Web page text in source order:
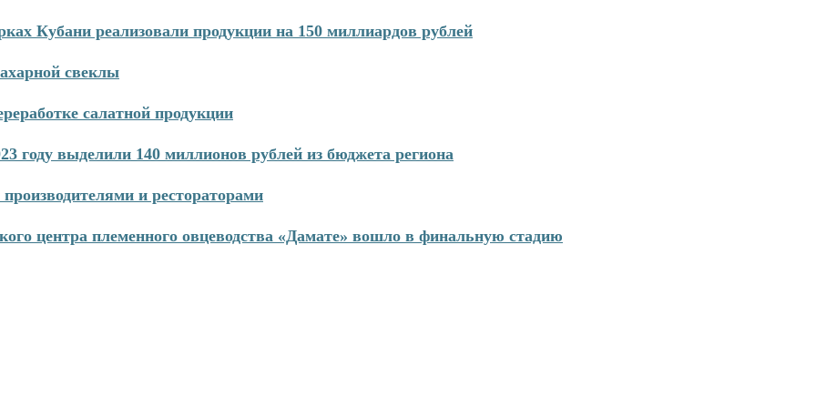
Кубани реализовали продукции на 150 миллиардов рублей
свеклы
салатной продукции
выделили 140 миллионов рублей из бюджета региона
и рестораторами
центра племенного овцеводства «Дамате» вошло в финальную стадию